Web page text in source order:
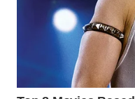
MARTABAT
NET
WATCH